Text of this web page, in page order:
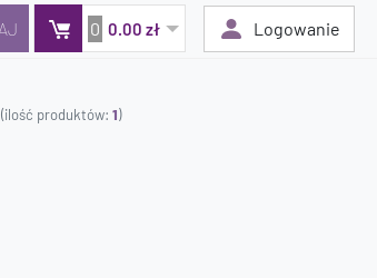
0 0.00 zł Logowanie
(ilość produktów: 1)